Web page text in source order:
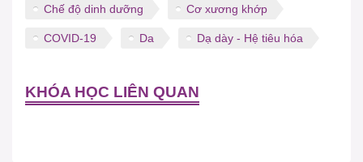
Chế độ dinh dưỡng Cơ xương khớp
COVID-19 Da Dạ dày - Hệ tiêu hóa
KHÓA HỌC LIÊN QUAN